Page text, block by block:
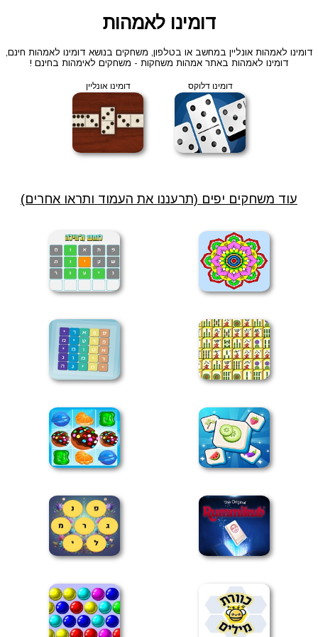
דומינו לאמהות
דומינו לאמהות אונליין במחשב או בטלפון, משחקים בנושא דומינו לאמהות חינם,
דומינו לאמהות באתר אמהות משחקות - משחקים לאימהות בחינם !
דומינו דלוקס דומינו אונליין
עוד משחקים יפים (תרעננו את העמוד ותראו אחרים)